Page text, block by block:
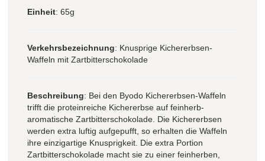
Einheit: 65g
Verkehrsbezeichnung: Knusprige Kichererbsen-
Waffeln mit Zartbitterschokolade
Beschreibung: Bei den Byodo Kichererbsen-Waffeln
trifft die proteinreiche Kichererbse auf feinherb-
aromatische Zartbitterschokolade. Die Kichererbsen
werden extra luftig aufgepufft, so erhalten die Waffeln
ihre einzigartige Knusprigkeit. Die extra Portion
Zartbitterschokolade macht sie zu einer feinherben,